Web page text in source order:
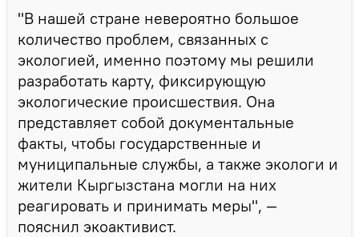
"В нашей стране невероятно большое
количество проблем, связанных с
экологией, именно поэтому мы решили
разработать карту, фиксирующую
экологические происшествия. Она
представляет собой документальные
факты, чтобы государственные и
муниципальные службы, а также экологи и
жители Кыргызстана могли на них
реагировать и принимать меры", —
пояснил экоактивист.